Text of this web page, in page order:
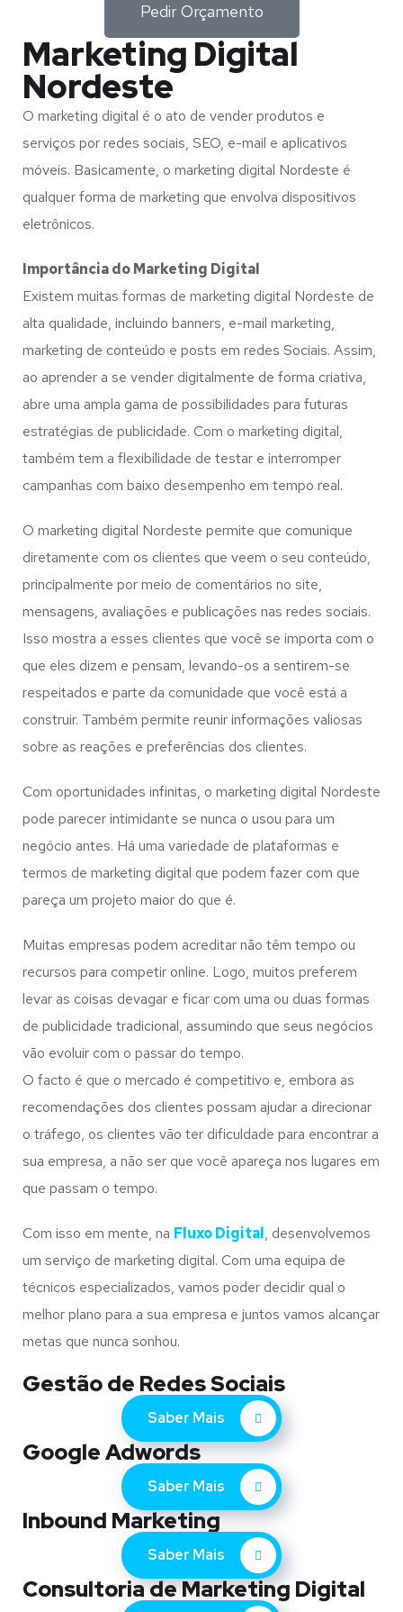
Pedir Orçamento
Marketing Digital
Nordeste
O marketing digital é o ato de vender produtos e
serviços por redes sociais, SEO, e-mail e aplicativos
móveis. Basicamente, o marketing digital Nordeste é
qualquer forma de marketing que envolva dispositivos
eletrônicos.
Importância do Marketing Digital
Existem muitas formas de marketing digital Nordeste de
alta qualidade, incluindo banners, e-mail marketing,
marketing de conteúdo e posts em redes Sociais. Assim,
ao aprender a se vender digitalmente de forma criativa,
abre uma ampla gama de possibilidades para futuras
estratégias de publicidade. Com o marketing digital,
também tem a flexibilidade de testar e interromper
campanhas com baixo desempenho em tempo real.
O marketing digital Nordeste permite que comunique
diretamente com os clientes que veem o seu conteúdo,
principalmente por meio de comentários no site,
mensagens, avaliações e publicações nas redes sociais.
Isso mostra a esses clientes que você se importa com o
que eles dizem e pensam, levando-os a sentirem-se
respeitados e parte da comunidade que você está a
construir. Também permite reunir informações valiosas
sobre as reações e preferências dos clientes.
Com oportunidades infinitas, o marketing digital Nordeste
pode parecer intimidante se nunca o usou para um
negócio antes. Há uma variedade de plataformas e
termos de marketing digital que podem fazer com que
pareça um projeto maior do que é.
Muitas empresas podem acreditar não têm tempo ou
recursos para competir online. Logo, muitos preferem
levar as coisas devagar e ficar com uma ou duas formas
de publicidade tradicional, assumindo que seus negócios
vão evoluir com o passar do tempo.
O facto é que o mercado é competitivo e, embora as
recomendações dos clientes possam ajudar a direcionar
o tráfego, os clientes vão ter dificuldade para encontrar a
sua empresa, a não ser que você apareça nos lugares em
que passam o tempo.
Com isso em mente, na Fluxo Digital, desenvolvemos
um serviço de marketing digital. Com uma equipa de
técnicos especializados, vamos poder decidir qual o
melhor plano para a sua empresa e juntos vamos alcançar
metas que nunca sonhou.
Gestão de Redes Sociais
Saber Mais
Google Adwords
Saber Mais
Inbound Marketing
Saber Mais
Consultoria de Marketing Digital